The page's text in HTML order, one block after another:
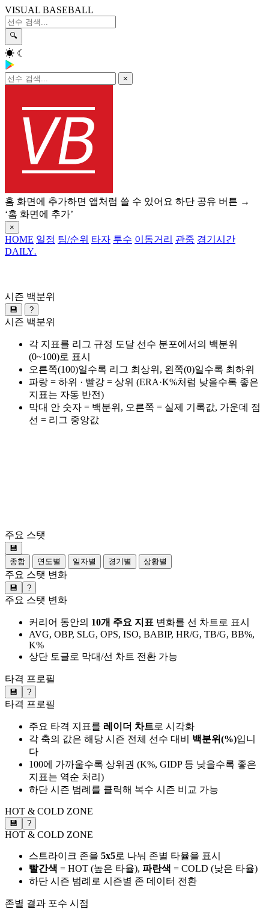
VISUAL BASEBALL
🔍
☀ ☾
×
홈 화면에 추가하면 앱처럼 쓸 수 있어요 하단 공유 버튼 →
‘홈 화면에 추가’
×
HOME 일정 팀/순위 타자 투수 이동거리 관중 경기시간
DAILY.
시즌 백분위
💾 ?
시즌 백분위
각 지표를 리그 규정 도달 선수 분포에서의 백분위
(0~100)로 표시
오른쪽(100)일수록 리그 최상위, 왼쪽(0)일수록 최하위
파랑 = 하위 · 빨강 = 상위 (ERA·K%처럼 낮을수록 좋은
지표는 자동 반전)
막대 안 숫자 = 백분위, 오른쪽 = 실제 기록값, 가운데 점
선 = 리그 중앙값
주요 스탯
💾
종합
연도별 일자별 경기별 상황별
주요 스탯 변화
💾 ?
주요 스탯 변화
커리어 동안의 10개 주요 지표 변화를 선 차트로 표시
AVG, OBP, SLG, OPS, ISO, BABIP, HR/G, TB/G, BB%,
K%
상단 토글로 막대/선 차트 전환 가능
타격 프로필
💾 ?
타격 프로필
주요 타격 지표를 레이더 차트로 시각화
각 축의 값은 해당 시즌 전체 선수 대비 백분위(%)입니
다
100에 가까울수록 상위권 (K%, GIDP 등 낮을수록 좋은
지표는 역순 처리)
하단 시즌 범례를 클릭해 복수 시즌 비교 가능
HOT & COLD ZONE
💾 ?
HOT & COLD ZONE
스트라이크 존을 5x5로 나눠 존별 타율을 표시
빨간색 = HOT (높은 타율), 파란색 = COLD (낮은 타율)
하단 시즌 범례로 시즌별 존 데이터 전환
존별 결과 포수 시점